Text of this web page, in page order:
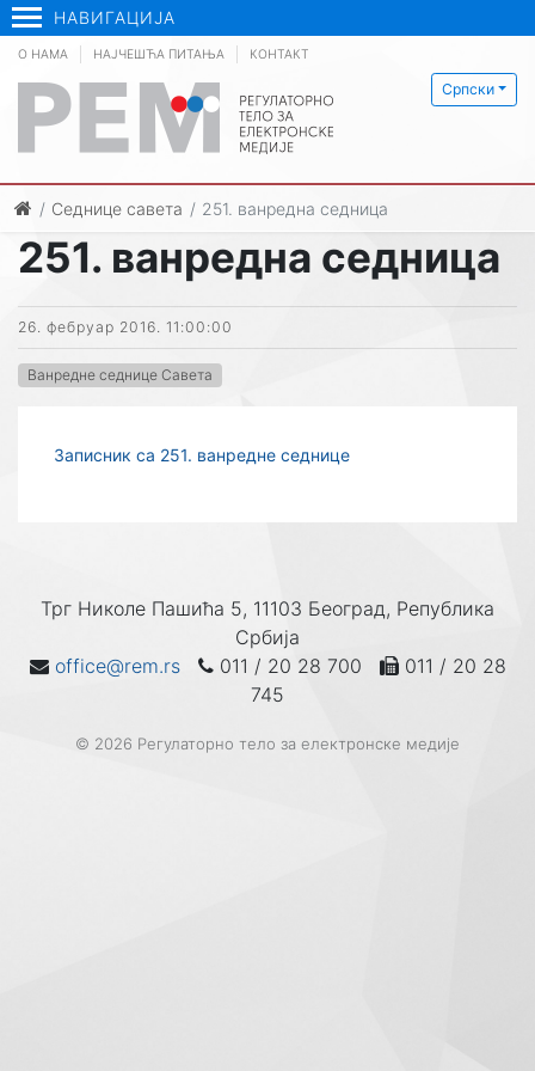
НАВИГАЦИЈА
Српски
О НАМА НАЈЧЕШЋА ПИТАЊА КОНТАКТ
Седнице савета 251. ванредна седница
251. ванредна седница
26. фебруар 2016. 11:00:00
Ванредне седнице Савета
Записник са 251. ванредне седнице
Трг Николе Пашића 5, 11103 Београд, Република
Србија
office@rem.rs
011 / 20 28 700
011 / 20 28
745
© 2026 Регулаторно тело за електронске медије